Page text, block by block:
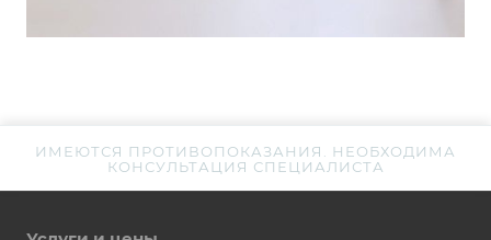
ИМЕЮТСЯ ПРОТИВОПОКАЗАНИЯ. НЕОБХОДИМА
КОНСУЛЬТАЦИЯ СПЕЦИАЛИСТА